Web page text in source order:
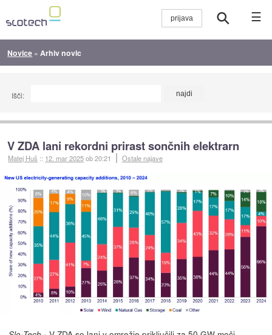
☰
Novice » Arhiv novic
Išči:
V ZDA lani rekordni prirast sončnih elektrarn
Matej Huš :: 12. mar 2025ob 20:21 Ostale najave